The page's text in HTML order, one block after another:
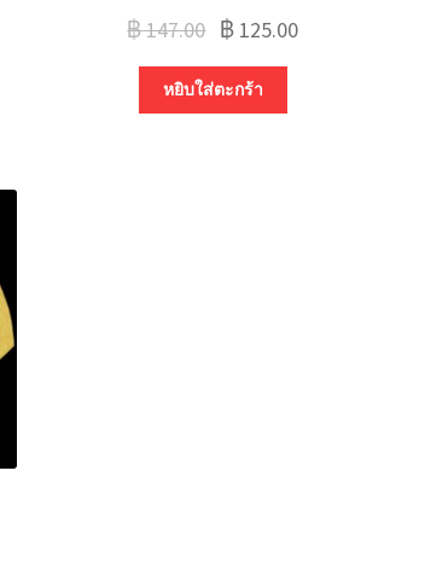
฿147.00 ฿ 125.00
หยิบใส่ตะกร้า